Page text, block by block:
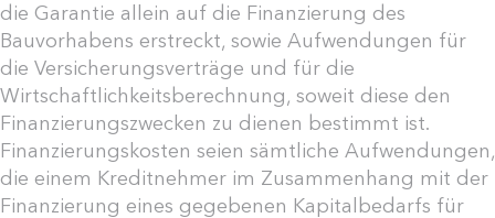
die Garantie allein auf die Finanzierung des
Bauvorhabens erstreckt, sowie Aufwendungen für
die Versicherungsverträge und für die
Wirtschaftlichkeitsberechnung, soweit diese den
Finanzierungszwecken zu dienen bestimmt ist.
Finanzierungskosten seien sämtliche Aufwendungen,
die einem Kreditnehmer im Zusammenhang mit der
Finanzierung eines gegebenen Kapitalbedarfs für